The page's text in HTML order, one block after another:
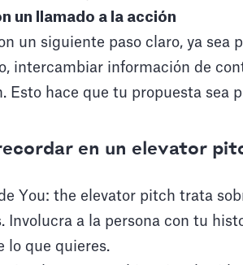
un llamado a la acción
un siguiente paso claro, ya sea
intercambiar información de
Esto hace que tu propuesta sea
en un elevator
You: the elevator pitch trata
Involucra a la persona con tu
lo que quieres.